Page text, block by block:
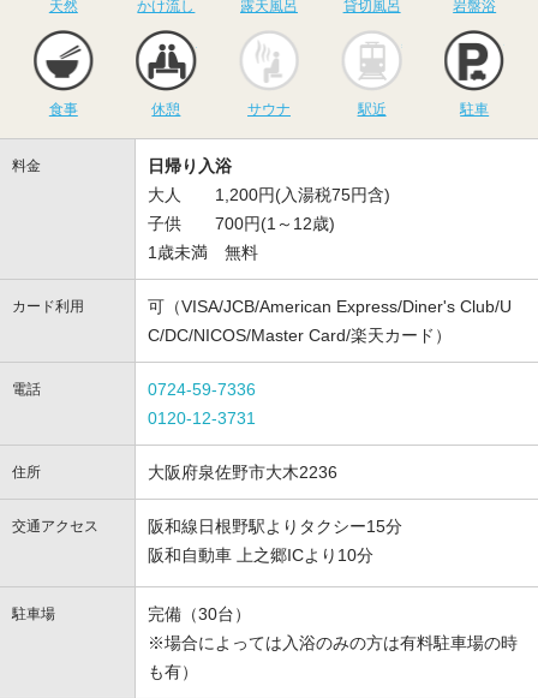
天然 かけ流し 露天風呂 貸切風呂 岩盤浴
食事 休憩
サウナ
サウナ 駅近 駐車
料金
日帰り入浴
大人 1,200円(入湯税75円含)
子供 700円(1～12歳)
1歳未満 無料
カード利用
可（VISA/JCB/American Express/Diner's Club/U
C/DC/NICOS/Master Card/楽天カード）
電話
0724-59-7336
0120-12-3731
住所 大阪府泉佐野市大木2236
交通アクセス
阪和線日根野駅よりタクシー15分
阪和自動車 上之郷ICより10分
駐車場
完備（30台）
※場合によっては入浴のみの方は有料駐車場の時
も有）